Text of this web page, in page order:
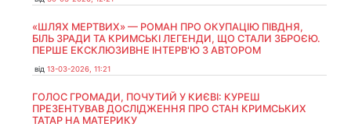
«ШЛЯХ МЕРТВИХ» — РОМАН ПРО ОКУПАЦІЮ ПІВДНЯ,
БІЛЬ ЗРАДИ ТА КРИМСЬКІ ЛЕГЕНДИ, ЩО СТАЛИ ЗБРОЄЮ.
ПЕРШЕ ЕКСКЛЮЗИВНЕ ІНТЕРВ'Ю З АВТОРОМ
від 13-03-2026, 11:21
ГОЛОС ГРОМАДИ, ПОЧУТИЙ У КИЄВІ: КУРЕШ
ПРЕЗЕНТУВАВ ДОСЛІДЖЕННЯ ПРО СТАН КРИМСЬКИХ
ТАТАР НА МАТЕРИКУ